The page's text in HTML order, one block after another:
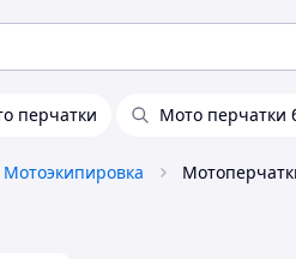
перчатки Мото перчатки
Мотоэкипировка